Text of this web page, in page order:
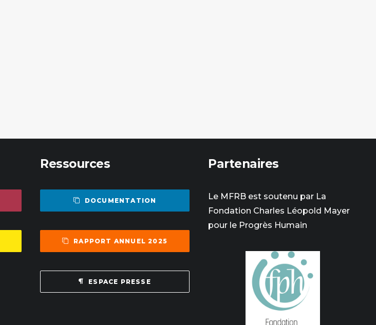
Ressources
DOCUMENTATION
RAPPORT ANNUEL 2025
ESPACE PRESSE
Partenaires
Le MFRB est soutenu par La
Fondation Charles Léopold Mayer
pour le Progrès Humain